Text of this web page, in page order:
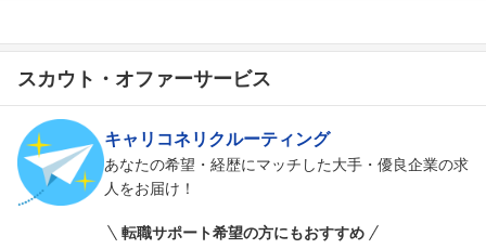
スカウト・オファーサービス
キャリコネリクルーティング
あなたの希望・経歴にマッチした大手・優良企業の求
人をお届け！
転職サポート希望の方にもおすすめ